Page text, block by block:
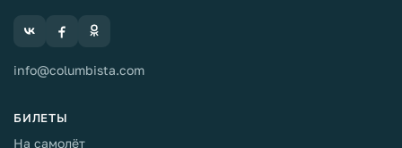
info@columbista.com
БИЛЕТЫ
На самолёт